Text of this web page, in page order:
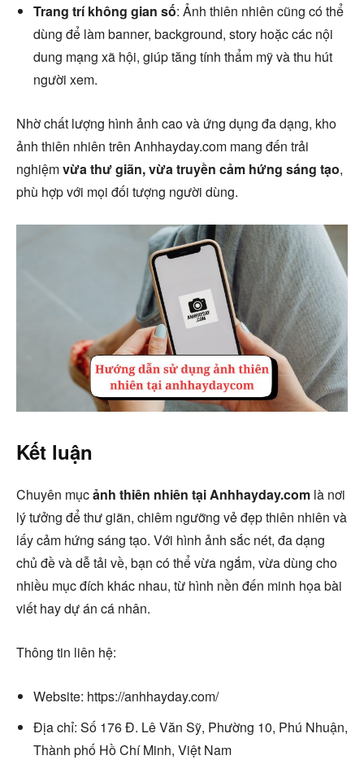
Trang trí không gian số: Ảnh thiên nhiên cũng có thể
dùng để làm banner, background, story hoặc các nội
dung mạng xã hội, giúp tăng tính thẩm mỹ và thu hút
người xem.
Nhờ chất lượng hình ảnh cao và ứng dụng đa dạng, kho
ảnh thiên nhiên trên Anhhayday.com mang đến trải
nghiệmvừa thư giãn, vừa truyền cảm hứng sáng tạo,
phù hợp với mọi đối tượng người dùng.
Kết luận
Chuyên mụcảnh thiên nhiên tại Anhhayday.com là nơi
lý tưởng để thư giãn, chiêm ngưỡng vẻ đẹp thiên nhiên và
lấy cảm hứng sáng tạo. Với hình ảnh sắc nét, đa dạng
chủ đề và dễ tải về, bạn có thể vừa ngắm, vừa dùng cho
nhiều mục đích khác nhau, từ hình nền đến minh họa bài
viết hay dự án cá nhân.
Thông tin liên hệ:
Website: https://anhhayday.com/
Địa chỉ: Số 176 Đ. Lê Văn Sỹ, Phường 10, Phú Nhuận,
Thành phố Hồ Chí Minh, Việt Nam